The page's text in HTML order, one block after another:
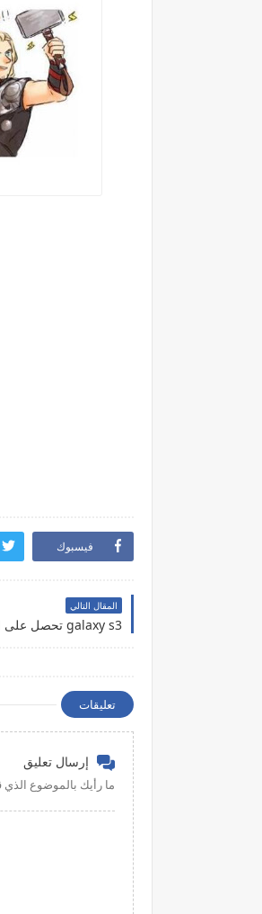
فيسبوك
المقال التالي
galaxy s3 تحصل على الوان جذابة
تعليقات
إرسال تعليق
ما رأيك بالموضوع الذي